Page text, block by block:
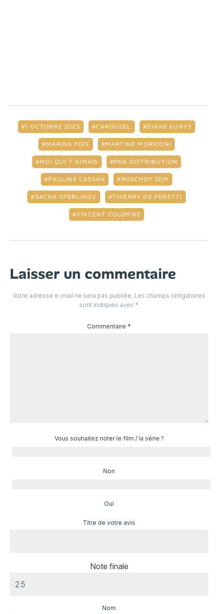
1 OCTOBRE 2025 CAROUSEL DIANE KURYS
MARINA FOÏS MARTINE MORICONI
MOI QUI T’AIMAIS PAN DISTRIBUTION
PAULINE CASSAN ROSCHDY ZEM
SACHA SPERLINGV THIERRY DE PERETTI
VINCENT COLOMBE
Laisser un commentaire
Votre adresse e-mail ne sera pas publiée. Les champs obligatoires
sont indiqués avec *
Commentaire *
Vous souhaitez noter le film / la série ?
Non
Oui
Titre de votre avis
Note finale
Nom